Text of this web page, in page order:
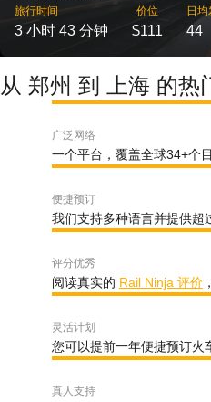
旅行时间
3 小时 43 分钟
价位
$111
日
44
从 郑州 到 上海 的热
广泛网络
一个平台，覆盖全球34+个
便捷预订
我们支持多种语言并提供超
评分优秀
阅读真实的 Rail Ninja 评价
灵活计划
您可以提前一年便捷预订火
真人支持